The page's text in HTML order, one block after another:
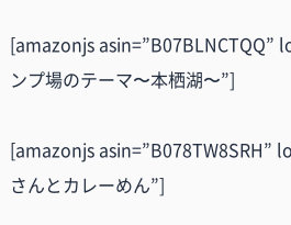
[amazonjs asin=”B07BLNCTQQ”
ンプ場のテーマ〜本栖湖〜”]
[amazonjs asin=”B078TW8SRH”
さんとカレーめん”]